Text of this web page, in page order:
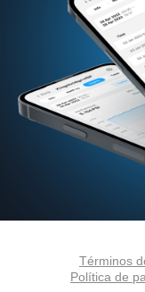
Términos
Política de